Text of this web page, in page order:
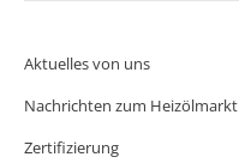
Aktuelles von uns
Nachrichten zum Heizölmarkt
Zertifizierung